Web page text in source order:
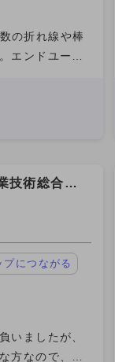
の折れ線や棒
エンドユーザ
たけど、安全
技術総合研
につながる
いましたが、
方なので、話